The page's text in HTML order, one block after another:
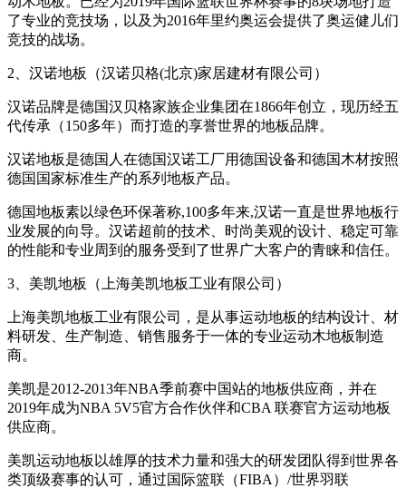
了专业的竞技场，以及为2016年里约奥运会提供了奥运健儿们
竞技的战场。
2、汉诺地板（汉诺贝格(北京)家居建材有限公司）
汉诺品牌是德国汉贝格家族企业集团在1866年创立，现历经五
代传承（150多年）而打造的享誉世界的地板品牌。
汉诺地板是德国人在德国汉诺工厂用德国设备和德国木材按照
德国国家标准生产的系列地板产品。
德国地板素以绿色环保著称,100多年来,汉诺一直是世界地板行
业发展的向导。汉诺超前的技术、时尚美观的设计、稳定可靠
的性能和专业周到的服务受到了世界广大客户的青睐和信任。
3、美凯地板（上海美凯地板工业有限公司）
上海美凯地板工业有限公司，是从事运动地板的结构设计、材
料研发、生产制造、销售服务于一体的专业运动木地板制造
商。
美凯是2012-2013年NBA季前赛中国站的地板供应商，并在
2019年成为NBA 5V5官方合作伙伴和CBA 联赛官方运动地板
供应商。
美凯运动地板以雄厚的技术力量和强大的研发团队得到世界各
类顶级赛事的认可，通过国际篮联（FIBA）/世界羽联